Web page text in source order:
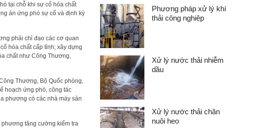
tại chỗ khi sự cố hóa chất
án ứng phó sự cố và định kỳ
phải chỉ đạo các cơ quan
hóa chất cấp tỉnh; xây dựng
chất như Công Thương,
Thương, Bộ Quốc phòng,
hoạch ứng phó, công tác
phương có các nhà máy sản
tăng cường kiểm tra
Phương pháp xử lý khí
thải công nghiệp
Xử lý nước thải nhiễm
dầu
Xử lý nước thải chăn
nuôi heo